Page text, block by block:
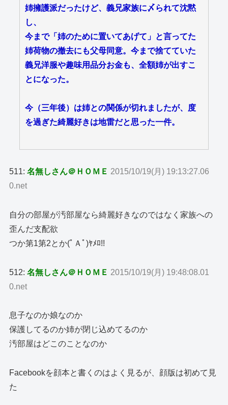
姉擁護派だったけど、義兄家族に〆られて沈黙
し、
今まで「姉のために置いてあげて」と言ってた
姉荷物の撤去にも父母同意。今まで捨てていた
義兄洋服や趣味用品分お金も、全額姉が出すこ
とになった。
今（三年後）は姉との関係が切れましたが、度
を過ぎた綺麗好きは地雷だと思った一件。
511:名無しさん＠ＨＯＭＥ 2015/10/19(月) 19:13:27.06
0.net
自分の部屋が汚部屋なら綺麗好きなのではなく家族への
歪んだ支配欲
つか第1第2とか(ﾟＡﾟ)ﾔﾒﾛ!!
512:名無しさん＠ＨＯＭＥ 2015/10/19(月) 19:48:08.01
0.net
息子なのか娘なのか
保護してるのか姉が閉じ込めてるのか
汚部屋はどこのことなのか
Facebookを顔本と書くのはよく見るが、顔版は初めて見
た